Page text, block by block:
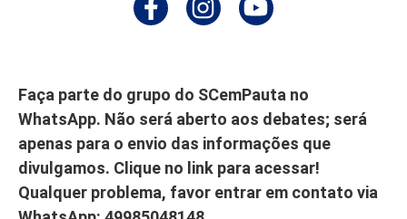
Faça parte do grupo do SCemPauta no
WhatsApp. Não será aberto aos debates; será
apenas para o envio das informações que
divulgamos. Clique no link para acessar!
Qualquer problema, favor entrar em contato via